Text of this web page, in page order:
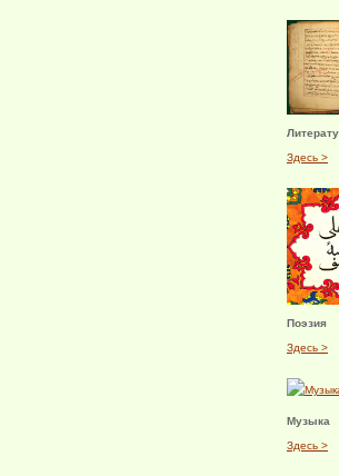
Здесь >
Поэзия
Здесь >
Музыка
Здесь >